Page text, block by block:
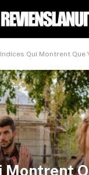
Indices Qui Montrent Que Votre Partenaire
Montrent